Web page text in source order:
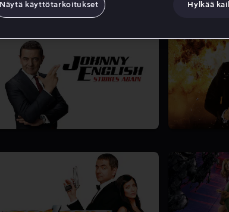
Näytä käyttötarkoitukset Hylkää